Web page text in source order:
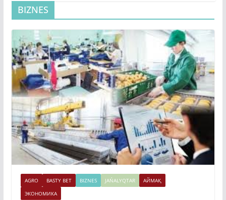
BIZNES
AGRO BASTY BET BIZNES JAŃALYQTAR
АЙМАҚ
ЭКОНОМИКА